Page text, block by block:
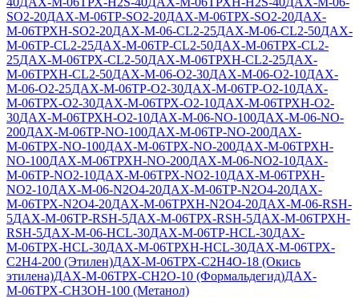
SO2-20ДАХ-М-06ТР-SO2-20ДАХ-М-06ТРХ-SO2-20ДАХ-
М-06ТРХН-SO2-20ДАХ-М-06-CL2-25ДАХ-М-06-CL2-50ДАХ-
М-06ТР-CL2-25ДАХ-М-06ТР-CL2-50ДАХ-М-06ТРХ-CL2-
25ДАХ-М-06ТРХ-CL2-50ДАХ-М-06ТРХН-CL2-25ДАХ-
М-06ТРХН-CL2-50ДАХ-М-06-O2-30ДАХ-М-06-O2-10ДАХ-
М-06-O2-25ДАХ-М-06ТР-O2-30ДАХ-М-06ТР-O2-10ДАХ-
М-06ТРХ-O2-30ДАХ-М-06ТРХ-O2-10ДАХ-М-06ТРХН-O2-
30ДАХ-М-06ТРХН-O2-10ДАХ-М-06-NO-100ДАХ-М-06-NO-
200ДАХ-М-06ТР-NO-100ДАХ-М-06ТР-NO-200ДАХ-
М-06ТРХ-NO-100ДАХ-М-06ТРХ-NO-200ДАХ-М-06ТРХН-
NO-100ДАХ-М-06ТРХН-NO-200ДАХ-М-06-NO2-10ДАХ-
М-06ТР-NO2-10ДАХ-М-06ТРХ-NO2-10ДАХ-М-06ТРХН-
NO2-10ДАХ-М-06-N2O4-20ДАХ-М-06ТР-N2O4-20ДАХ-
М-06ТРХ-N2O4-20ДАХ-М-06ТРХН-N2O4-20ДАХ-М-06-RSH-
5ДАХ-М-06ТР-RSH-5ДАХ-М-06ТРХ-RSH-5ДАХ-М-06ТРХН-
RSH-5ДАХ-М-06-HCL-30ДАХ-М-06ТР-HCL-30ДАХ-
М-06ТРХ-HCL-30ДАХ-М-06ТРХН-HCL-30ДАХ-М-06ТРХ-
C2H4-200 (Этилен)ДАХ-М-06ТРХ-C2H4O-18 (Окись
этилена)ДАХ-М-06ТРХ-CH2O-10 (Формальдегид)ДАХ-
М-06ТРХ-CH3OH-100 (Метанол)